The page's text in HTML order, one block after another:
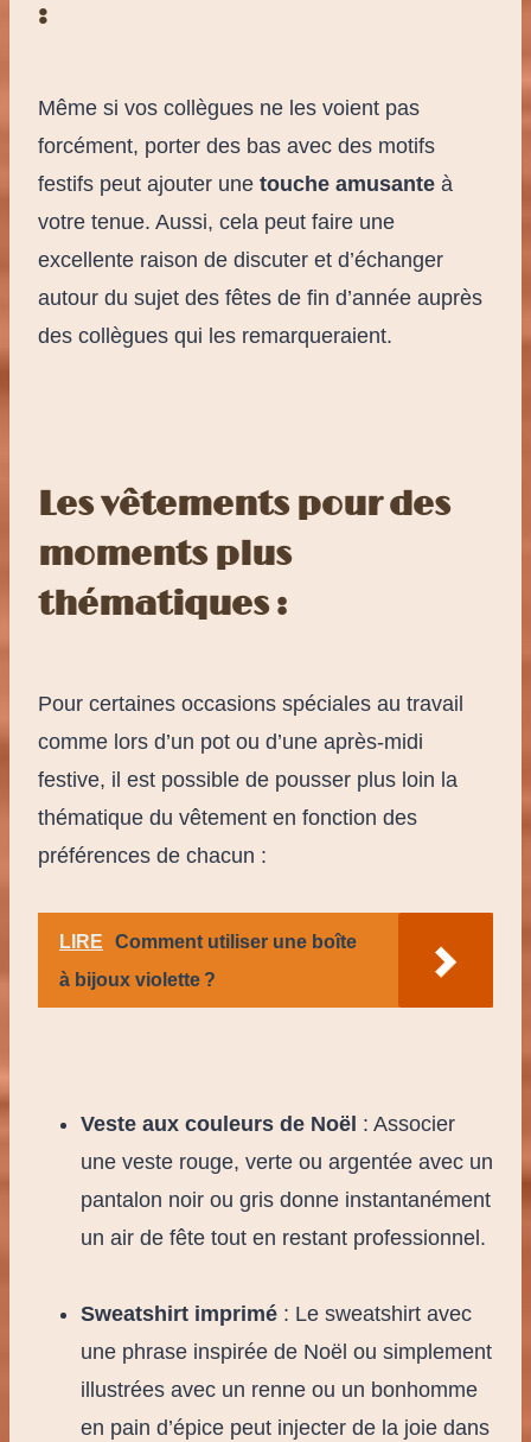
:
Même si vos collègues ne les voient pas
forcément, porter des bas avec des motifs
festifs peut ajouter une touche amusante à
votre tenue. Aussi, cela peut faire une
excellente raison de discuter et d’échanger
autour du sujet des fêtes de fin d’année auprès
des collègues qui les remarqueraient.
Les vêtements pour des
moments plus
thématiques :
Pour certaines occasions spéciales au travail
comme lors d’un pot ou d’une après-midi
festive, il est possible de pousser plus loin la
thématique du vêtement en fonction des
préférences de chacun :
LIRE
Comment utiliser une boîte
à bijoux violette ?
Veste aux couleurs de Noël : Associer
une veste rouge, verte ou argentée avec un
pantalon noir ou gris donne instantanément
un air de fête tout en restant professionnel.
Sweatshirt imprimé : Le sweatshirt avec
une phrase inspirée de Noël ou simplement
illustrées avec un renne ou un bonhomme
en pain d’épice peut injecter de la joie dans